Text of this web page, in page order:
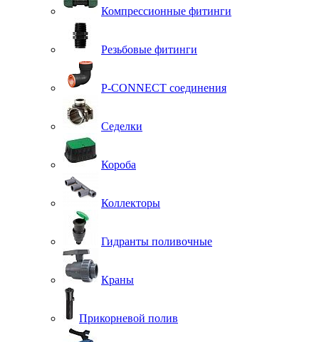
Компрессионные фитинги
Резьбовые фитинги
P-CONNECT соединения
Седелки
Короба
Коллекторы
Гидранты поливочные
Краны
Прикорневой полив